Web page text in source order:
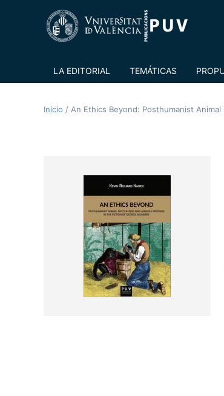
LA EDITORIAL TEMÁTICAS
Inicio / An Ethics Beyond: Posthumanist